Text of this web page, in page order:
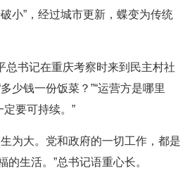
小”，经过城市更新，蝶变为传统
总书记在重庆考察时来到民主村社
少钱一份饭菜？”“运营方是哪里
定要可持续。”
为大。党和政府的一切工作，都是
的生活。”总书记语重心长。